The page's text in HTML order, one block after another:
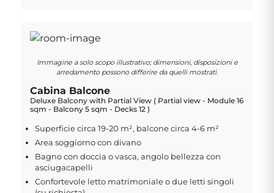
Immagine a solo scopo illustrativo; dimensioni, disposizioni e
arredamento possono differire da quelli mostrati.
Cabina Balcone
Deluxe Balcony with Partial View ( Partial view - Module 16
sqm - Balcony 5 sqm - Decks 12 )
Superficie circa 19-20 m², balcone circa 4-6 m²
Area soggiorno con divano
Bagno con doccia o vasca, angolo bellezza con
asciugacapelli
Confortevole letto matrimoniale o due letti singoli